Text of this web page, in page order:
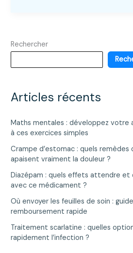
il
de
marqueur
hépatique
Rechercher
Articles récents
Maths mentales : développez votre
à ces exercices simples
Crampe d’estomac : quels
apaisent vraiment la douleur ?
Diazépam : quels effets attendre et
avec ce médicament ?
Où envoyer les feuilles de soin :
remboursement rapide
Traitement scarlatine : quelles
rapidement l’infection ?